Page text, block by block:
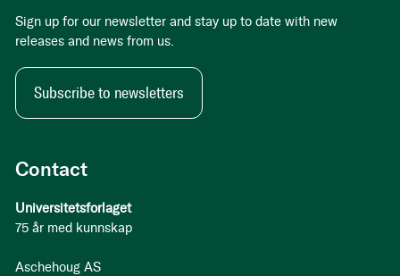
Contact
Universitetsforlaget
75 år med kunnskap
Aschehoug AS
Sign up for our newsletter and stay up to date with new
releases and news from us.
Subscribe to newsletters